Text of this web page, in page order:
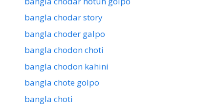
bangla chodar story
bangla choder galpo
bangla chodon choti
bangla chodon kahini
bangla chote golpo
bangla choti